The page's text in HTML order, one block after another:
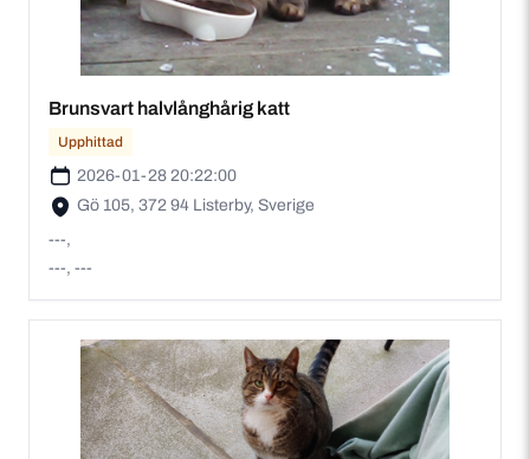
Brunsvart halvlånghårig katt
Upphittad
2026-01-28 20:22:00
Gö 105, 372 94 Listerby, Sverige
---,
---, ---